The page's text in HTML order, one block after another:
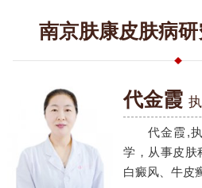
南京肤康皮肤病
代金霞
代金霞,
学，从事皮肤
白癜风、牛皮